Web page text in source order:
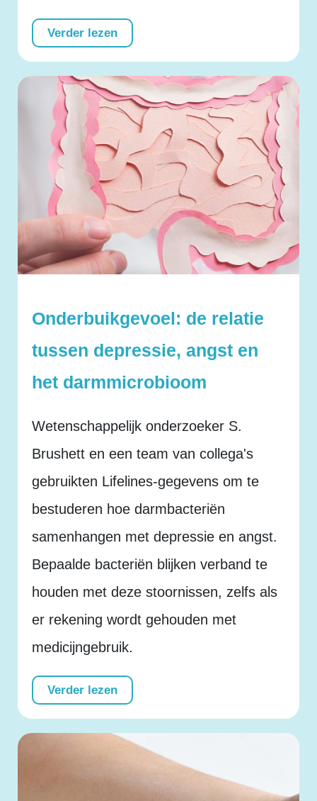
Verder lezen
Onderbuikgevoel: de relatie
tussen depressie, angst en
het darmmicrobioom
Wetenschappelijk onderzoeker S.
Brushett en een team van collega's
gebruikten Lifelines-gegevens om te
bestuderen hoe darmbacteriën
samenhangen met depressie en angst.
Bepaalde bacteriën blijken verband te
houden met deze stoornissen, zelfs als
er rekening wordt gehouden met
medicijngebruik.
Verder lezen